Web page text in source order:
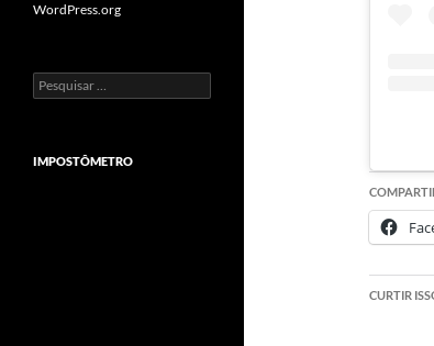
CURTIR
WordPress.org
Pesquisar
por:
IMPOSTÔMETRO